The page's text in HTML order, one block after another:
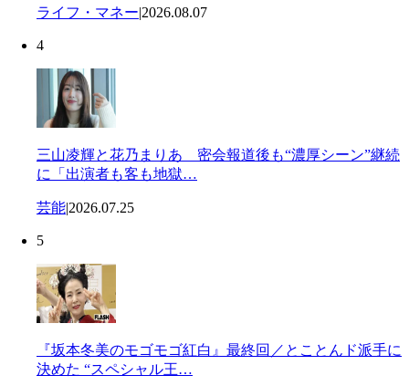
ライフ・マネー|2026.08.07
4
三山凌輝と花乃まりあ 密会報道後も“濃厚シーン”継続
に「出演者も客も地獄…
芸能|2026.07.25
5
『坂本冬美のモゴモゴ紅白』最終回／とことんド派手に
決めた “スペシャル王…